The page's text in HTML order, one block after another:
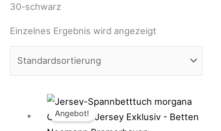
30-schwarz
Einzelnes Ergebnis wird angezeigt
Angebot!